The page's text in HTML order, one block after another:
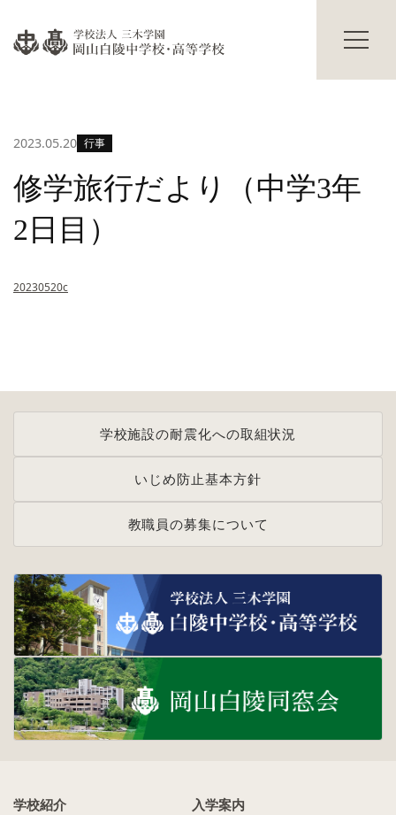
進路の行事
学校生活
主な学校行事
部活動
修学旅行だより
その他
教職員募集
いじめ防止基本方針
学校施設の耐震化への取組状
2023.05.20 行事
修学旅行だより（中学3年
2日目）
20230520c
学校施設の耐震化への取組状況
いじめ防止基本方針
教職員の募集について
学校紹介 入学案内